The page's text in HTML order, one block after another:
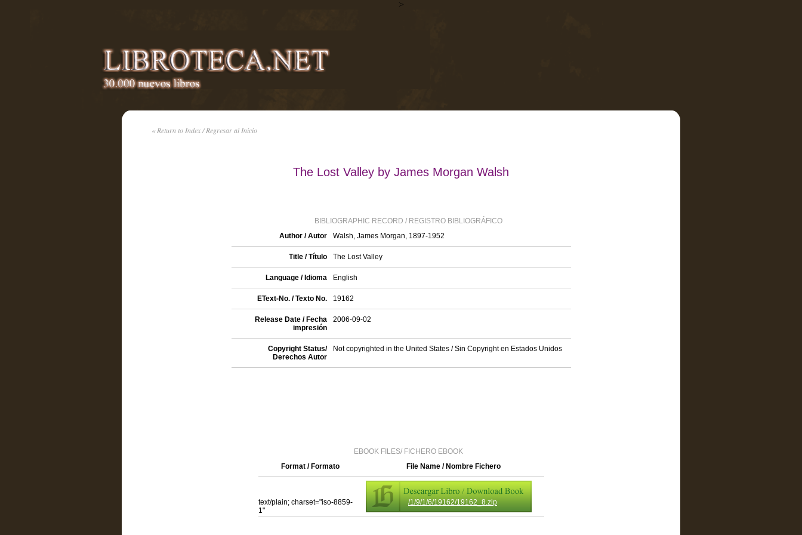
>
« Return to Index / Regresar al Inicio
The Lost Valley by James Morgan Walsh
BIBLIOGRAPHIC RECORD / REGISTRO BIBLIOGRÁFICO
Author / Autor
Walsh, James Morgan, 1897-1952
Title / Título The Lost Valley
Language / Idioma English
EText-No. / Texto No. 19162
Release Date / Fecha
impresión
2006-09-02
Copyright Status/
Derechos Autor
Not copyrighted in the United States / Sin Copyright en Estados Unidos
EBOOK FILES/ FICHERO EBOOK
Format / Formato
File Name / Nombre Fichero
text/plain; charset="iso-8859-
1"
/1/9/1/6/19162/19162_8.zip